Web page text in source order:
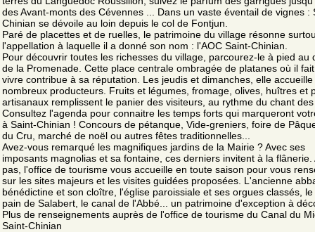
des Avant-monts des Cévennes ... Dans un vaste éventail de vignes :
Chinian se dévoile au loin depuis le col de Fontjun.
Paré de placettes et de ruelles, le patrimoine du village résonne
l'appellation à laquelle il a donné son nom : l'AOC Saint-Chinian.
Pour découvrir toutes les richesses du village, parcourez-le à pied au
de la Promenade. Cette place centrale ombragée de platanes où il
vivre contribue à sa réputation. Les jeudis et dimanches, elle accueille
nombreux producteurs. Fruits et légumes, fromage, olives, huîtres et
artisanaux remplissent le panier des visiteurs, au rythme du chant
Consultez l'agenda pour connaitre les temps forts qui marqueront
à Saint-Chinian ! Concours de pétanque, Vide-greniers, foire de
du Cru, marché de noël ou autres fêtes traditionnelles...
Avez-vous remarqué les magnifiques jardins de la Mairie ? Avec ses
imposants magnolias et sa fontaine, ces derniers invitent à la flânerie.
pas, l'office de tourisme vous accueille en toute saison pour vous
sur les sites majeurs et les visites guidées proposées. L'ancienne
bénédictine et son cloître, l'église paroissiale et ses orgues classés,
pain de Salabert, le canal de l'Abbé... un patrimoine d'exception à
Plus de renseignements auprès de l'office de tourisme du Canal du
Saint-Chinian